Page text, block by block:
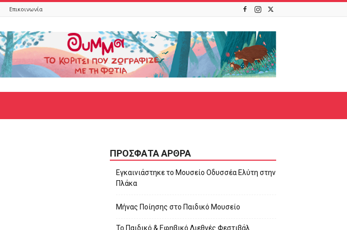
Επικοινωνία
ΠΡΌΣΦΑΤΑ ΆΡΘΡΑ
Εγκαινιάστηκε το Μουσείο Οδυσσέα Ελύτη στην
Πλάκα
Μήνας Ποίησης στο Παιδικό Μουσείο
Το Παιδικό & Εφηβικό Διεθνές Φεστιβάλ